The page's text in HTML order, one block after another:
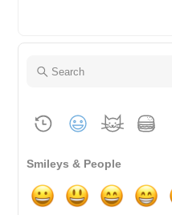
Smileys & People